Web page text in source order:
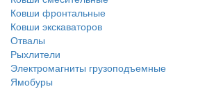
Ковши фронтальные
Ковши экскаваторов
Отвалы
Рыхлители
Электромагниты грузоподъемные
Ямобуры